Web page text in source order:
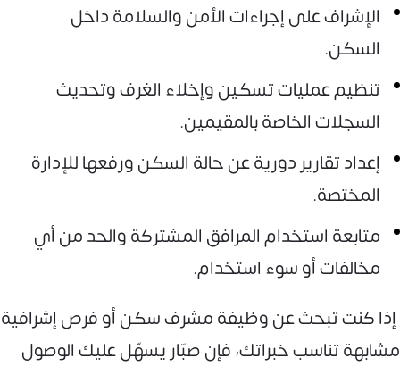
الإشراف على إجراءات الأمن والسلامة داخل
السكن.
تنظيم عمليات تسكين وإخلاء الغرف وتحديث
السجلات الخاصة بالمقيمين.
إعداد تقارير دورية عن حالة السكن ورفعها للإدارة
المختصة.
متابعة استخدام المرافق المشتركة والحد من أي
مخالفات أو سوء استخدام.
إذا كنت تبحث عن وظيفة مشرف سكن أو فرص إشرافية
مشابهة تناسب خبراتك، فإن صبّار يسهّل عليك الوصول